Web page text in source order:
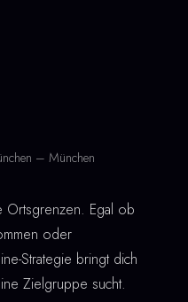
– München
Ortsgrenzen. Egal ob
oder
Strategie bringt dich
Zielgruppe sucht.